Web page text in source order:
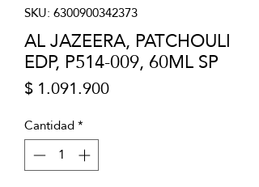
SKU: 6300900342373
AL JAZEERA, PATCHOULI
EDP, P514-009, 60ML SP
$ 1.091.900Precio
Cantidad*